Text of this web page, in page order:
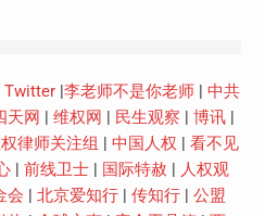
Twitter| 李老师不是你老师| 中共
天网 维权网 民生观察 博讯|
律师关注组 中国人权
看不见
| 前线卫士| 国际特赦
人权观
会 北京爱知行| 传知行| 公盟